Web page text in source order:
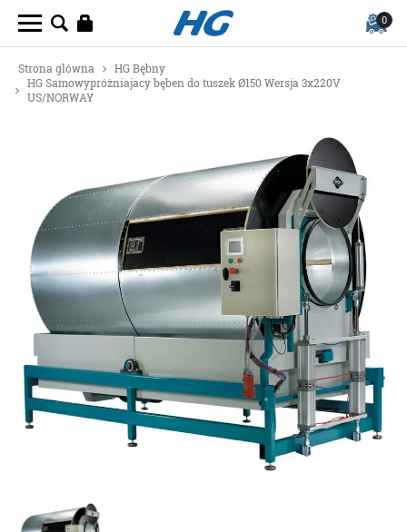
0
Strona glówna
HG Bębny
HG Samowypróżniajacy bęben do tuszek Ø150 Wersja 3x220V
US/NORWAY